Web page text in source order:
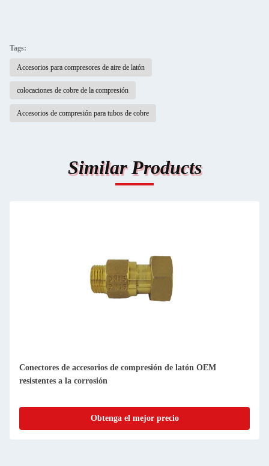
Tags:
Accesorios para compresores de aire de latón
colocaciones de cobre de la compresión
Accesorios de compresión para tubos de cobre
Similar Products
Conectores de accesorios de compresión de latón OEM
resistentes a la corrosión
Obtenga el mejor precio